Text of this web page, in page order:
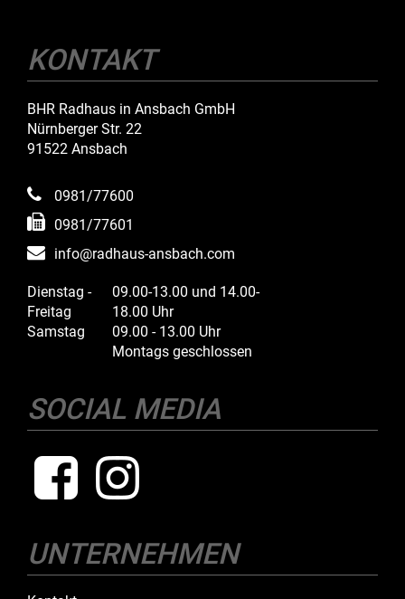
KONTAKT
BHR Radhaus in Ansbach GmbH
Nürnberger Str. 22
91522 Ansbach
0981/77600
0981/77601
info@radhaus-ansbach.com
Dienstag -
Freitag
09.00-13.00 und 14.00-
18.00 Uhr
Samstag
09.00 - 13.00 Uhr
Montags geschlossen
SOCIAL MEDIA
UNTERNEHMEN